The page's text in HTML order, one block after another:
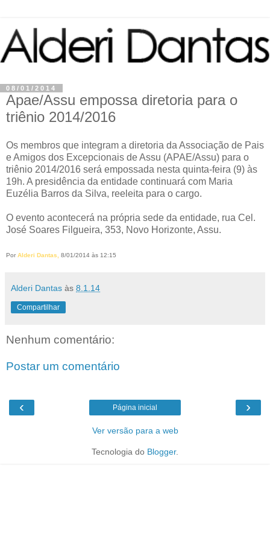
08/01/2014
Apae/Assu empossa diretoria para o
triênio 2014/2016
Os membros que integram a diretoria da Associação de Pais
e Amigos dos Excepcionais de Assu (APAE/Assu) para o
triênio 2014/2016 será empossada nesta quinta-feira (9) às
19h. A presidência da entidade continuará com Maria
Euzélia Barros da Silva, reeleita para o cargo.
O evento acontecerá na própria sede da entidade, rua Cel.
José Soares Filgueira, 353, Novo Horizonte, Assu.
Por Alderi Dantas, 8/01/2014 às 12:15
Alderi Dantas às 8.1.14
Compartilhar
Nenhum comentário:
Postar um comentário
‹ ›
Página inicial
Ver versão para a web
Tecnologia do Blogger.